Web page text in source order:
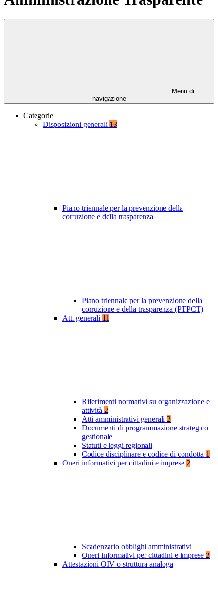
Menu di
navigazione
Categorie
Disposizioni generali 13
Piano triennale per la prevenzione della
corruzione e della trasparenza
Piano triennale per la prevenzione della
corruzione e della trasparenza (PTPCT)
Atti generali 11
Riferimenti normativi su organizzazione e
attività 2
Atti amministrativi generali 2
Documenti di programmazione strategico-
gestionale
Statuti e leggi regionali
Codice disciplinare e codice di condotta 1
Oneri informativi per cittadini e imprese 2
Scadenzario obblighi amministrativi
Oneri informativi per cittadini e imprese 2
Attestazioni OIV o struttura analoga